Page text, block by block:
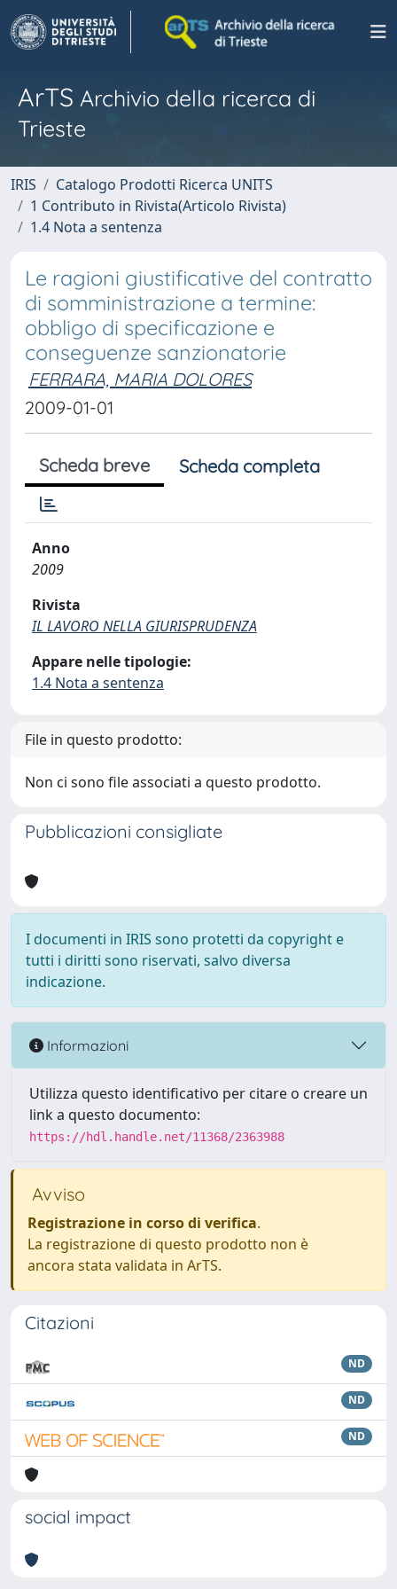
ArTS Archivio della ricerca di
Trieste
IRIS
Catalogo Prodotti Ricerca UNITS
1 Contributo in Rivista(Articolo Rivista)
1.4 Nota a sentenza
Le ragioni giustificative del contratto
di somministrazione a termine:
obbligo di specificazione e
conseguenze sanzionatorie
FERRARA, MARIA DOLORES
2009-01-01
Scheda breve Scheda completa
Anno
2009
Rivista
IL LAVORO NELLA GIURISPRUDENZA
Appare nelle tipologie:
1.4 Nota a sentenza
File in questo prodotto:
Non ci sono file associati a questo prodotto.
Pubblicazioni consigliate
I documenti in IRIS sono protetti da copyright e
tutti i diritti sono riservati, salvo diversa
indicazione.
Informazioni
Utilizza questo identificativo per citare o creare un
link a questo documento:
https://hdl.handle.net/11368/2363988
Avviso
Registrazione in corso di verifica.
La registrazione di questo prodotto non è
ancora stata validata in ArTS.
Citazioni
ND
ND
ND
social impact